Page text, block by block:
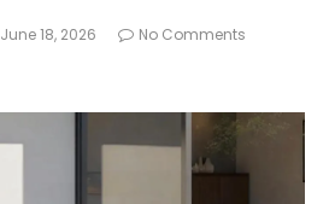
June 18, 2026
No Comments